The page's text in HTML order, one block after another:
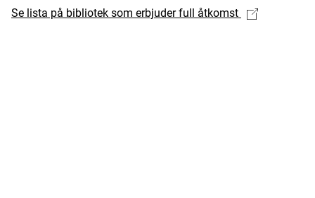
Se lista på bibliotek som erbjuder full åtkomst